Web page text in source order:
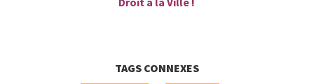
TAGS CONNEXES